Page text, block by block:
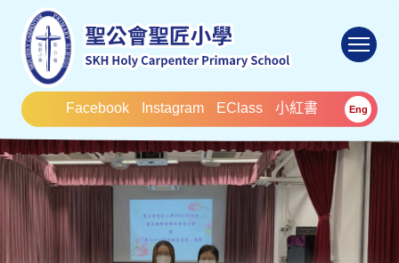
Facebook Instagram EClass 小紅書 Eng